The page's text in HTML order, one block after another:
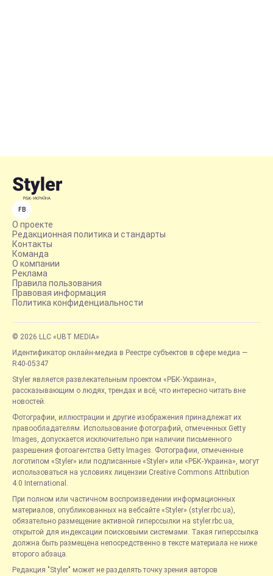
FB
О проекте
Редакционная политика и стандарты
Контакты
Команда
О компании
Реклама
Правила пользования
Правовая информация
Политика конфиденциальности
© 2026 LLC «UBT MEDIA»
Идентификатор онлайн-медиа в Реестре субъектов в сфере медиа —
R40-05347
Styler является развлекательным проектом «РБК-Украина»,
рассказывающим о людях, трендах и всё, что интересно читать вне
новостей.
Фотографии, иллюстрации и другие изображения принадлежат их
правообладателям. Использование фотографий, отмеченных Getty
Images, допускается исключительно при наличии письменного
разрешения фотоагентства Getty Images. Фотографии, отмеченные
логотипом «Styler» или подписанные «Styler» или «РБК-Украина», могут
использоваться на условиях лицензии Creative Commons Attribution
4.0 International.
При полном или частичном воспроизведении информационных
материалов, опубликованных на вебсайте «Styler» (styler.rbc.ua),
обязательно размещение активной гиперссылки на styler.rbc.ua,
открытой для индексации поисковыми системами. Такая гиперссылка
должна быть размещена непосредственно в тексте материала не ниже
второго абзаца.
Редакция "Styler" может не разделять точку зрения авторов